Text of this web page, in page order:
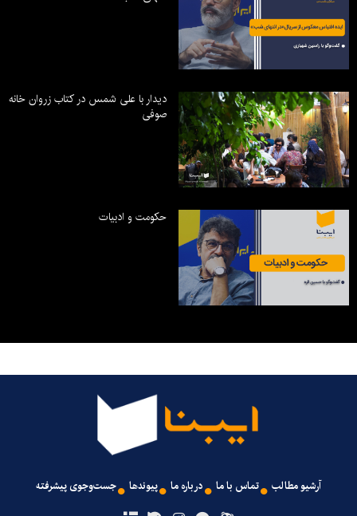
دیدار با علی شمس در کتاب زروان خانه
صوفی
حکومت و ادبیات
آرشیو مطالب تماس با ما درباره ما پیوندها جست‌وجوی پیشرفته